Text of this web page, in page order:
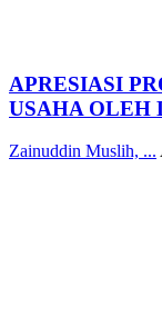
APRESIASI
USAHA OLEH
Zainuddin Muslih, ...